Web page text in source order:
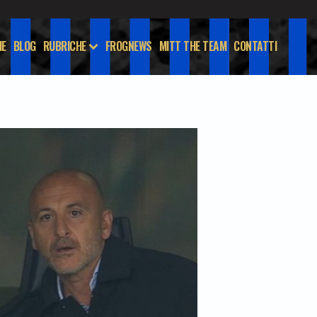
BLOG RUBRICHE FROGNEWS MITT THE TEAM CONTATTI